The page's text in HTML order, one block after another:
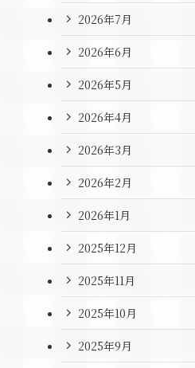
2026年7月
2026年6月
2026年5月
2026年4月
2026年3月
2026年2月
2026年1月
2025年12月
2025年11月
2025年10月
2025年9月